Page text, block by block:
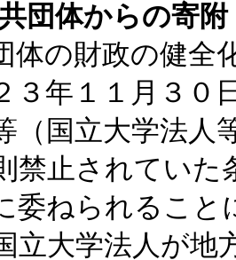
団体からの寄附
体の財政の健全
３年１１月３０
（国立大学法人
禁止されていた
委ねられること
立大学法人が地